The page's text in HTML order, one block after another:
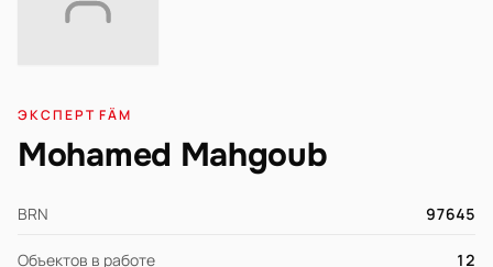
ЭКСПЕРТ FÄM
Mohamed Mahgoub
BRN 97645
Объектов в работе 12